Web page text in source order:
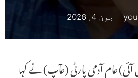
جون 4, 2026
(یو این آئی) عام آدمی پارٹی (عآپ) نے کہا